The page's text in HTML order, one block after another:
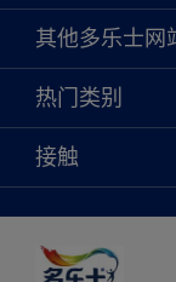
关于我们
联系我们
查找店铺
绿色工厂
其他多乐士网
焕新服务
多乐士专业
天猫官方旗舰店
抖音官方旗舰店
热门类别
颜色
产品
创意灵感
装修建议
接触
颜色准确性